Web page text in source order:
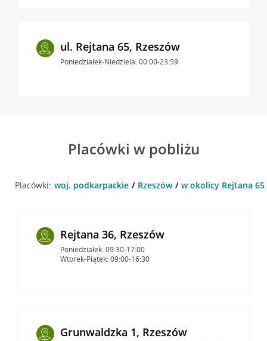
ul. Rejtana 65, Rzeszów
Poniedziałek-Niedziela: 00:00-23:59
Placówki w pobliżu
Placówki: woj. podkarpackie Rzeszów w okolicy Rejtana 65
Rejtana 36, Rzeszów
Poniedziałek: 09:30-17:00
Wtorek-Piątek: 09:00-16:30
Grunwaldzka 1, Rzeszów